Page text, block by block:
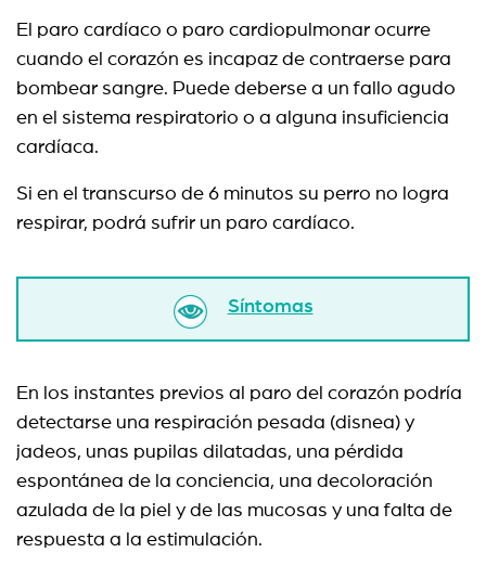
El paro cardíaco o paro cardiopulmonar ocurre
cuando el corazón es incapaz de contraerse para
bombear sangre. Puede deberse a un fallo agudo
en el sistema respiratorio o a alguna insuficiencia
cardíaca.
Si en el transcurso de 6 minutos su perro no logra
respirar, podrá sufrir un paro cardíaco.
Síntomas
En los instantes previos al paro del corazón podría
detectarse una respiración pesada (disnea) y
jadeos, unas pupilas dilatadas, una pérdida
espontánea de la conciencia, una decoloración
azulada de la piel y de las mucosas y una falta de
respuesta a la estimulación.